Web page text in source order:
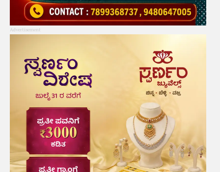
Advertisement